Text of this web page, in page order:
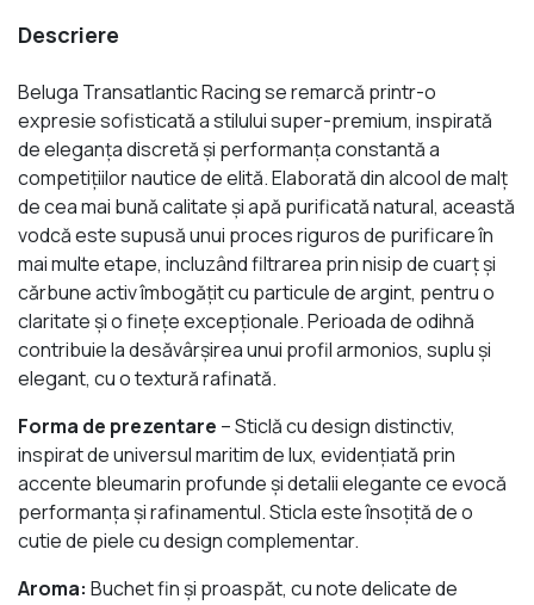
Descriere
Beluga Transatlantic Racing se remarcă printr-o
expresie sofisticată a stilului super-premium, inspirată
de eleganța discretă și performanța constantă a
competițiilor nautice de elită. Elaborată din alcool de malț
de cea mai bună calitate și apă purificată natural, această
vodcă este supusă unui proces riguros de purificare în
mai multe etape, incluzând filtrarea prin nisip de cuarț și
cărbune activ îmbogățit cu particule de argint, pentru o
claritate și o finețe excepționale. Perioada de odihnă
contribuie la desăvârșirea unui profil armonios, suplu și
elegant, cu o textură rafinată.
Forma de prezentare – Sticlă cu design distinctiv,
inspirat de universul maritim de lux, evidențiată prin
accente bleumarin profunde și detalii elegante ce evocă
performanța și rafinamentul. Sticla este însoțită de o
cutie de piele cu design complementar.
Aroma: Buchet fin și proaspăt, cu note delicate de